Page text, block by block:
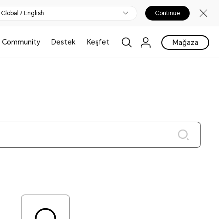
Global / English Continue
Community Destek Keşfet Mağaza